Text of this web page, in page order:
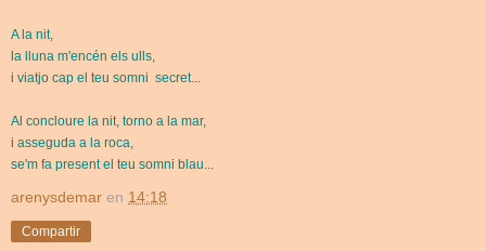
A la nit,
la lluna m'encén els ulls,
i viatjo cap el teu somni secret...
Al concloure la nit, torno a la mar,
i asseguda a la roca,
se'm fa presentel teu somni blau...
arenysdemar en 14:18
Compartir